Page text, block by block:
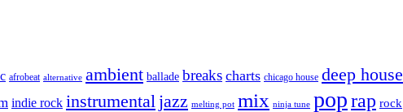
afrobeat alternative ambient ballade breaks charts chicago house deep house
indie rock instrumentaljazz melting pot mix ninja tune poprap rock